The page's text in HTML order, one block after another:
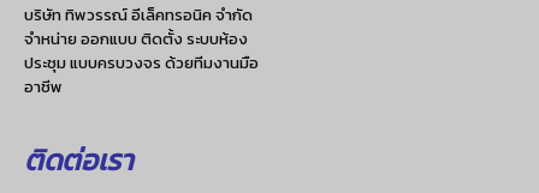
บริษัท ทิพวรรณ์ อีเล็คทรอนิค จำกัด
จำหน่าย ออกแบบ ติดตั้ง ระบบห้อง
ประชุม แบบครบวงจร ด้วยทีมงานมือ
อาชีพ
ติดต่อเรา